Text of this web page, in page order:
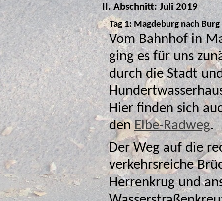
II. Abschnitt: Juli 2019
Tag 1: Magdeburg nach
Vom Bahnhof in
ging es für uns
durch die Stadt
Hier finden sich auch gleich die ersten Hinweisschilder auf
denElbe-Radweg.
Der Weg auf die
verkehrsreiche Brücke,
Herrenkrug und